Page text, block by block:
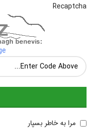
Recaptcha
مرا به خاطر بسپار